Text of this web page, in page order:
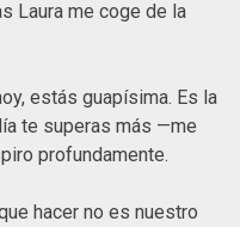
Laura me coge de la
estás guapísima. Es la
te superas más —me
profundamente.
hacer no es nuestro